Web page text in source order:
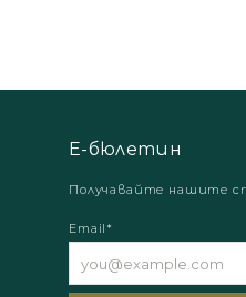
Е-бюлетин
Получавайте нашите
Email*